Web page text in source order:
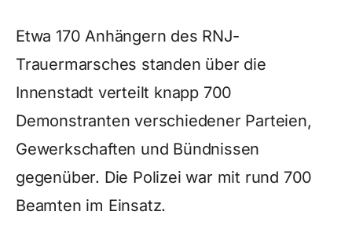
Etwa 170 Anhängern des RNJ-
Trauermarsches standen über die
Innenstadt verteilt knapp 700
Demonstranten verschiedener Parteien,
Gewerkschaften und Bündnissen
gegenüber. Die Polizei war mit rund 700
Beamten im Einsatz.